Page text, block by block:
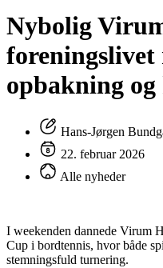
Nybolig
foreningslivet
opbakning
Hans-Jørgen
22. februar 2026
Alle nyheder
I weekenden dannede Virum
Cup i bordtennis, hvor både
stemningsfuld turnering.